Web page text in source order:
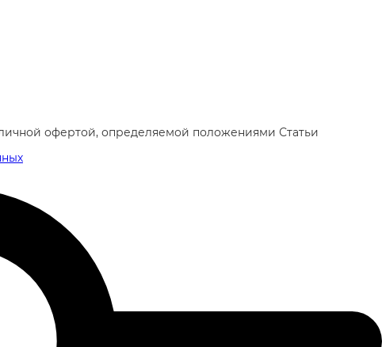
офертой, определяемой положениями Статьи